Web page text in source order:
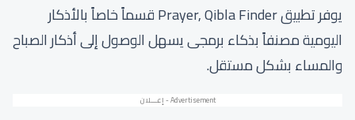
يوفر تطبيق Prayer, Qibla Finder قسماً خاصاً بالأذكار
اليومية مصنفاً بذكاء برمجى يسهل الوصول إلى أذكار الصباح
والمساء بشكل مستقل.